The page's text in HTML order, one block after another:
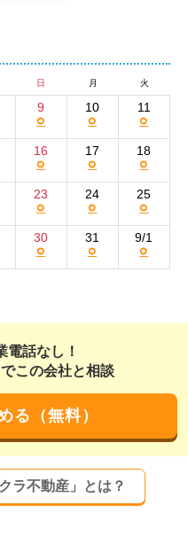
電話なし！
この会社と相談
る（無料）
ラ不動産」とは？
日 月 火
9
○
10
○
11
○
16
○
17
○
18
○
23
○
24
○
25
○
30
○
31
○
9/1
○
よりも
ます。
す。
ントしています